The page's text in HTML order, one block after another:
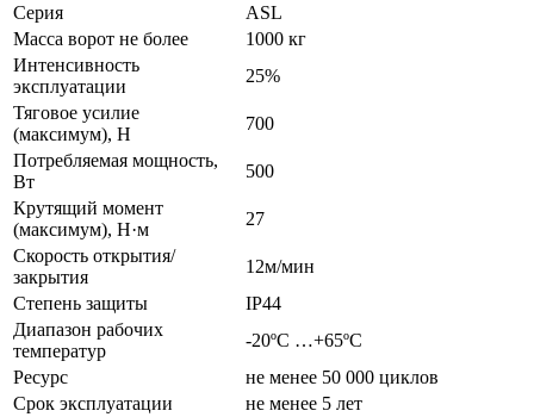
Серия
ASL
Масса ворот не более
1000 кг
Интенсивность
эксплуатации
25%
Тяговое усилие
(максимум), H
700
Потребляемая мощность,
Вт
500
Крутящий момент
(максимум), Н·м
27
Скорость открытия/
закрытия
12м/мин
Степень защиты
IP44
Диапазон рабочих
температур
-20ºС …+65ºС
Ресурс
не менее 50 000 циклов
Срок эксплуатации
не менее 5 лет